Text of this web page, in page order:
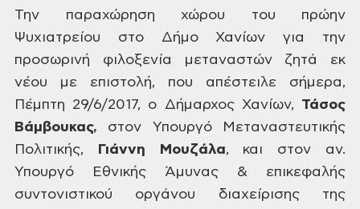
Την παραχώρηση χώρου του πρώην
Ψυχιατρείου στο Δήμο Χανίων για την
προσωρινή φιλοξενία μεταναστών ζητά εκ
νέου με επιστολή, που απέστειλε σήμερα,
Πέμπτη 29/6/2017, ο Δήμαρχος Χανίων, Τάσος
Βάμβουκας, στον Υπουργό Μεταναστευτικής
Πολιτικής, Γιάννη Μουζάλα, και στον αν.
Υπουργό Εθνικής Άμυνας & επικεφαλής
συντονιστικού οργάνου διαχείρισης της